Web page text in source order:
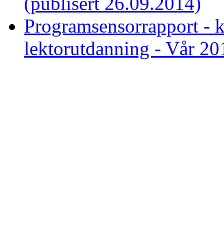
Programsensorrapport -
lektorutdanning - Vår